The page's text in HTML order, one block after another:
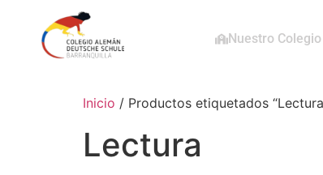
Nuestro Colegio
Inicio / Productos etiquetados
Lectura